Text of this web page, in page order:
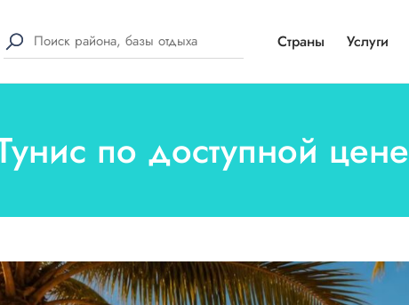
Страны Услуги
по доступной цене